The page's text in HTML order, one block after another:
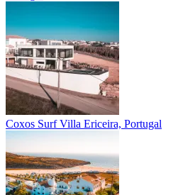
Coxos Surf Villa Ericeira, Portugal